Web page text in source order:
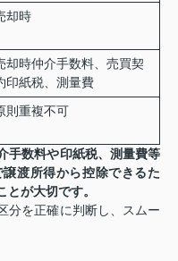
却時
却時仲介手数料、売買契
印紙税、測量費
則重複不可
手数料や印紙税、測量費等
渡所得から控除できるた
が大切です。
分を正確に判断し、スムー